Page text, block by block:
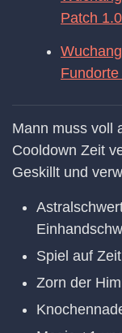
Patch
Mann muss voll
Cooldown Zeit
Geskillt und
Spiel auf
Zorn der